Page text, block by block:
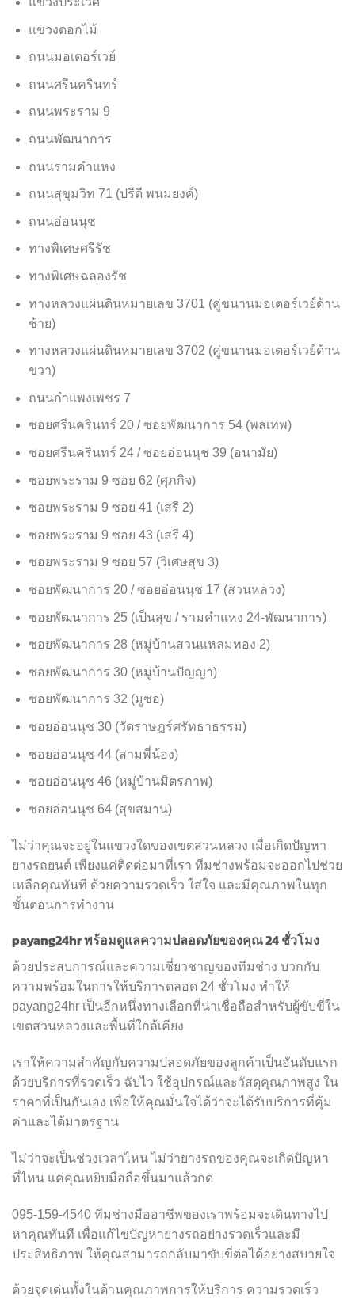
แขวงดอกไม้
ถนนมอเตอร์เวย์
ถนนศรีนครินทร์
ถนนพระราม 9
ถนนพัฒนาการ
ถนนรามคำแหง
ถนนสุขุมวิท 71 (ปรีดี พนมยงค์)
ถนนอ่อนนุช
ทางพิเศษศรีรัช
ทางพิเศษฉลองรัช
ทางหลวงแผ่นดินหมายเลข 3701 (คู่ขนานมอเตอร์เวย์ด้าน
ซ้าย)
ทางหลวงแผ่นดินหมายเลข 3702 (คู่ขนานมอเตอร์เวย์ด้าน
ขวา)
ถนนกำแพงเพชร 7
ซอยศรีนครินทร์ 20 / ซอยพัฒนาการ 54 (พลเทพ)
ซอยศรีนครินทร์ 24 / ซอยอ่อนนุช 39 (อนามัย)
ซอยพระราม 9 ซอย 62 (ศุภกิจ)
ซอยพระราม 9 ซอย 41 (เสรี 2)
ซอยพระราม 9 ซอย 43 (เสรี 4)
ซอยพระราม 9 ซอย 57 (วิเศษสุข 3)
ซอยพัฒนาการ 20 / ซอยอ่อนนุช 17 (สวนหลวง)
ซอยพัฒนาการ 25 (เป็นสุข / รามคำแหง 24-พัฒนาการ)
ซอยพัฒนาการ 28 (หมู่บ้านสวนแหลมทอง 2)
ซอยพัฒนาการ 30 (หมู่บ้านปัญญา)
ซอยพัฒนาการ 32 (มูซอ)
ซอยอ่อนนุช 30 (วัดราษฎร์ศรัทธาธรรม)
ซอยอ่อนนุช 44 (สามพี่น้อง)
ซอยอ่อนนุช 46 (หมู่บ้านมิตรภาพ)
ซอยอ่อนนุช 64 (สุขสมาน)
ไม่ว่าคุณจะอยู่ในแขวงใดของเขตสวนหลวง เมื่อเกิดปัญหา
ยางรถยนต์ เพียงแค่ติดต่อมาที่เรา ทีมช่างพร้อมจะออกไปช่วย
เหลือคุณทันที ด้วยความรวดเร็ว ใส่ใจ และมีคุณภาพในทุก
ขั้นตอนการทำงาน
payang24hr พร้อมดูแลความปลอดภัยของคุณ 24 ชั่วโมง
ด้วยประสบการณ์และความเชี่ยวชาญของทีมช่าง บวกกับ
ความพร้อมในการให้บริการตลอด 24 ชั่วโมง ทำให้
payang24hr เป็นอีกหนึ่งทางเลือกที่น่าเชื่อถือสำหรับผู้ขับขี่ใน
เขตสวนหลวงและพื้นที่ใกล้เคียง
เราให้ความสำคัญกับความปลอดภัยของลูกค้าเป็นอันดับแรก
ด้วยบริการที่รวดเร็ว ฉับไว ใช้อุปกรณ์และวัสดุคุณภาพสูง ใน
ราคาที่เป็นกันเอง เพื่อให้คุณมั่นใจได้ว่าจะได้รับบริการที่คุ้ม
ค่าและได้มาตรฐาน
ไม่ว่าจะเป็นช่วงเวลาไหน ไม่ว่ายางรถของคุณจะเกิดปัญหา
ที่ไหน แค่คุณหยิบมือถือขึ้นมาแล้วกด
095-159-4540 ทีมช่างมืออาชีพของเราพร้อมจะเดินทางไป
หาคุณทันที เพื่อแก้ไขปัญหายางรถอย่างรวดเร็วและมี
ประสิทธิภาพ ให้คุณสามารถกลับมาขับขี่ต่อได้อย่างสบายใจ
ด้วยจุดเด่นทั้งในด้านคุณภาพการให้บริการ ความรวดเร็ว